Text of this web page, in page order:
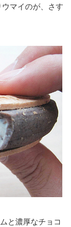
マイのが、さす
と濃厚なチョコ